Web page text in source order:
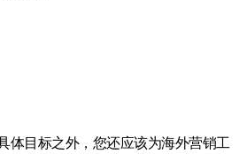
体目标之外，您还应该为海外营销工